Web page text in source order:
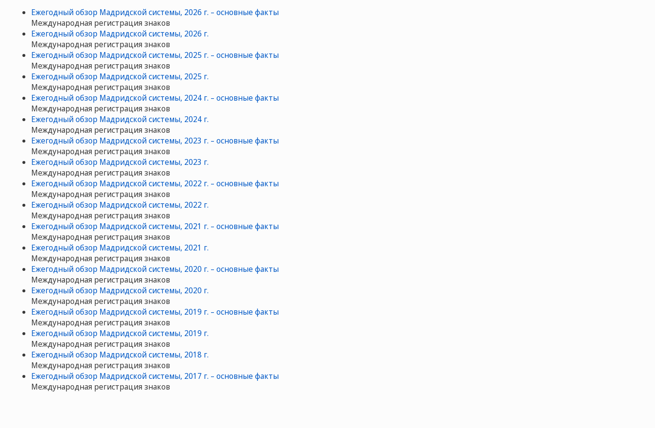
Ежегодный обзор Мадридской системы, 2026 г. – основные факты
Международная регистрация знаков
Ежегодный обзор Мадридской системы, 2026 г.
Международная регистрация знаков
Ежегодный обзор Мадридской системы, 2025 г. – основные факты
Международная регистрация знаков
Ежегодный обзор Мадридской системы, 2025 г.
Международная регистрация знаков
Ежегодный обзор Мадридской системы, 2024 г. – основные факты
Международная регистрация знаков
Ежегодный обзор Мадридской системы, 2024 г.
Международная регистрация знаков
Ежегодный обзор Мадридской системы, 2023 г. – основные факты
Международная регистрация знаков
Ежегодный обзор Мадридской системы, 2023 г.
Международная регистрация знаков
Ежегодный обзор Мадридской системы, 2022 г. – основные факты
Международная регистрация знаков
Ежегодный обзор Мадридской системы, 2022 г.
Международная регистрация знаков
Ежегодный обзор Мадридской системы, 2021 г. – основные факты
Международная регистрация знаков
Ежегодный обзор Мадридской системы, 2021 г.
Международная регистрация знаков
Ежегодный обзор Мадридской системы, 2020 г. – основные факты
Международная регистрация знаков
Ежегодный обзор Мадридской системы, 2020 г.
Международная регистрация знаков
Ежегодный обзор Мадридской системы, 2019 г. – основные факты
Международная регистрация знаков
Ежегодный обзор Мадридской системы, 2019 г.
Международная регистрация знаков
Ежегодный обзор Мадридской системы, 2018 г.
Международная регистрация знаков
Ежегодный обзор Мадридской системы, 2017 г. – основные факты
Международная регистрация знаков